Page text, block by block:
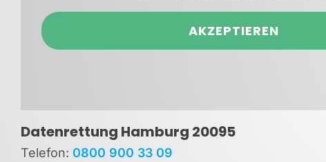
AKZEPTIEREN
Datenrettung Hamburg 20095
Telefon: 0800 900 33 09